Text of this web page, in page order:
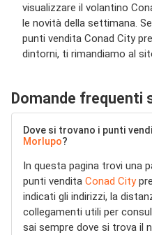
visualizzare il volantino
le novità della settimana.
punti vendita Conad City
dintorni, ti rimandiamo al
Domande frequenti
Dove si trovano i punti
Morlupo?
In questa pagina trovi una
punti vendita Conad City
indicati gli indirizzi, la
collegamenti utili per
sai sempre dove si trova il